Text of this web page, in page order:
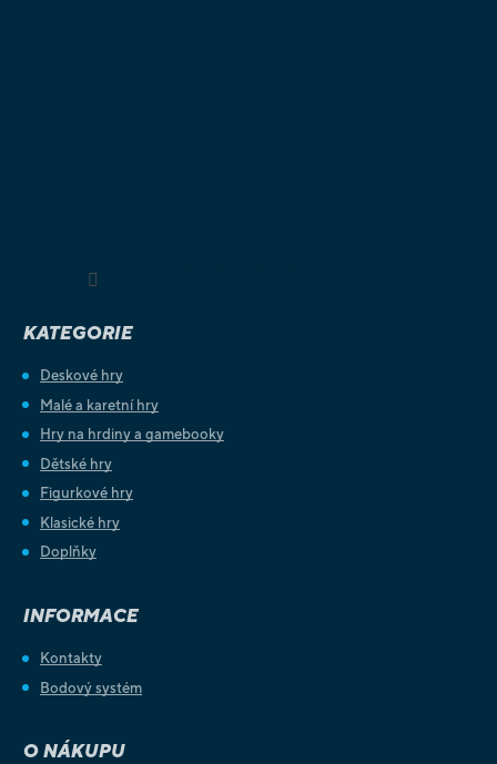
KATEGORIE
Deskové hry
Malé a karetní hry
Hry na hrdiny a gamebooky
Dětské hry
Figurkové hry
Klasické hry
Doplňky
INFORMACE
Kontakty
Bodový systém
O NÁKUPU